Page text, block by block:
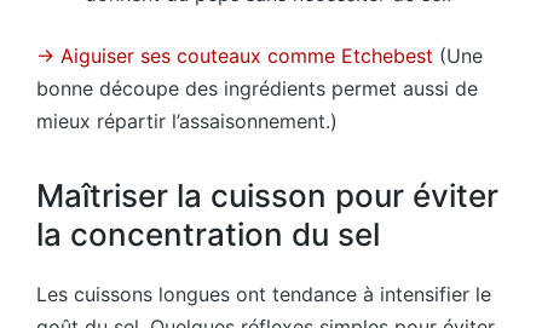
→ Aiguiser ses couteaux comme Etchebest (Une
bonne découpe des ingrédients permet aussi de
mieux répartir l’assaisonnement.)
Maîtriser la cuisson pour éviter
la concentration du sel
Les cuissons longues ont tendance à intensifier le